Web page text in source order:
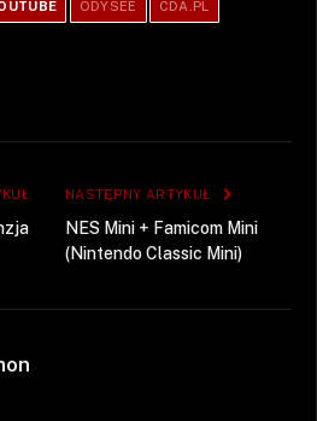
ODYSEE CDA.PL
NASTĘPNY ARTYKUŁ
NES Mini + Famicom Mini
(Nintendo Classic Mini)